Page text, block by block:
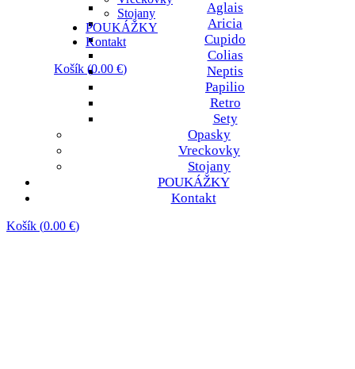
Stojany
POUKÁŽKY
Kontakt
Košík (0.00 €)
Aglais
Aricia
Cupido
Colias
Neptis
Papilio
Retro
Sety
Opasky
Vreckovky
Stojany
POUKÁŽKY
Kontakt
Košík (0.00 €)